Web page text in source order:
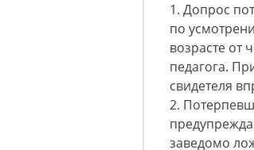
1. Допрос
по
возрасте от
педагога.
свидетеля
2.
заведомо